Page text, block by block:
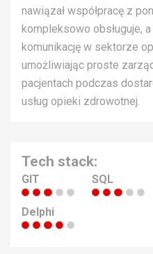
nawiązał współpracę z
kompleksowo obsługuje,
komunikację w sektorze
umożliwiając proste
pacjentach podczas
usług opieki zdrowotnej.
Tech stack:
GIT SQL
Delphi